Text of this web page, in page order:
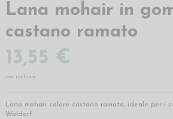
Lana mohair in
castano ramato
13,55 €
iva inclusa
Lana mohair colore castano ramato, ideale per i
Waldorf